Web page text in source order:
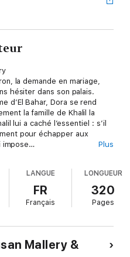
la demande en mariage,
hésiter dans son palais.
d’El Bahar, Dora se rend
la famille de Khalil la
lui a caché l’essentiel : s’il
pour échapper aux
impose…
cheikh du Quaddor,
ses études aux Etats-
enfin libre ! Libre, et
Rashid. Mais, pour Jenna,
Plus
LANGUE
FR
Français
LONGUEUR
320
Pages
Mallery &